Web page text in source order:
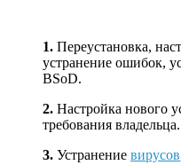
1. Переустановка,
устранение ошибок,
BSoD.
2. Настройка нового
требования владельца.
3. Устранение вирусов